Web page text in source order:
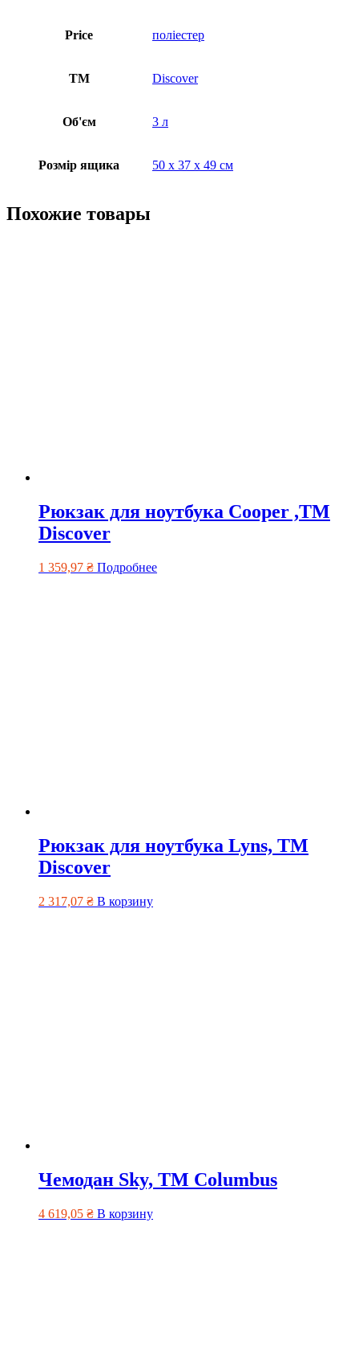
Price поліестер
ТМ Discover
Об'єм 3 л
Розмір ящика 50 х 37 х 49 см
Похожие товары
Рюкзак для ноутбука Cooper ,TM
Discover
1 359,97 ₴ Подробнее
Рюкзак для ноутбука Lyns, ТМ
Discover
2 317,07 ₴ В корзину
Чемодан Sky, TM Columbus
4 619,05 ₴ В корзину